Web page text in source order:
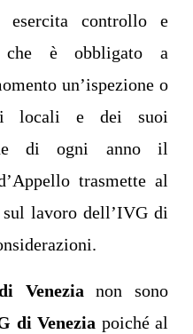
controllo e
che è obbligato a
un’ispezione o
locali e dei suoi
di ogni anno il
trasmette al
lavoro dell’IVG di
Venezianon sono
di Venezia poiché al